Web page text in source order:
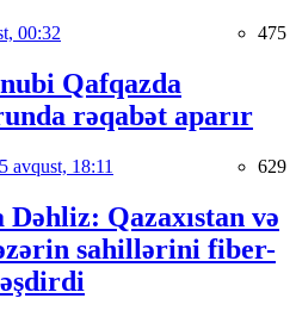
00:32 475
Qafqazda
rəqabət aparır
avqust, 18:11 629
Qazaxıstan və
sahillərini fiber-